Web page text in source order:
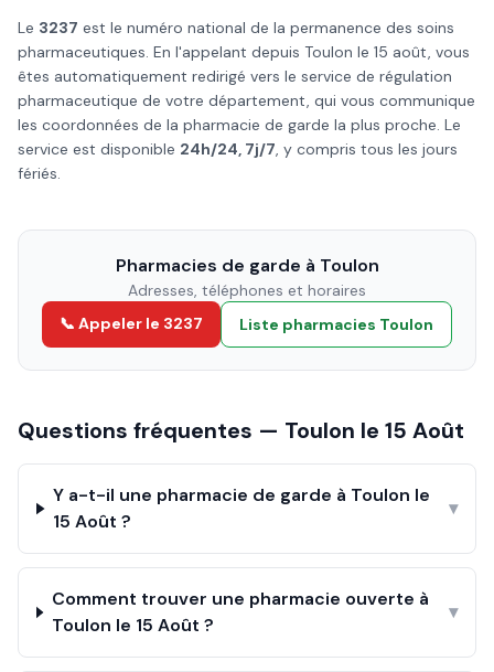
Le 3237 est le numéro national de la permanence des soins
pharmaceutiques. En l'appelant depuis Toulon le 15 août, vous
êtes automatiquement redirigé vers le service de régulation
pharmaceutique de votre département, qui vous communique
les coordonnées de la pharmacie de garde la plus proche. Le
service est disponible 24h/24, 7j/7, y compris tous les jours
fériés.
Pharmacies de garde à Toulon
Adresses, téléphones et horaires
📞 Appeler le 3237
Liste pharmacies Toulon
Questions fréquentes — Toulon le 15 Août
Y a-t-il une pharmacie de garde à Toulon le
15 Août ?
▾
Comment trouver une pharmacie ouverte à
Toulon le 15 Août ?
▾